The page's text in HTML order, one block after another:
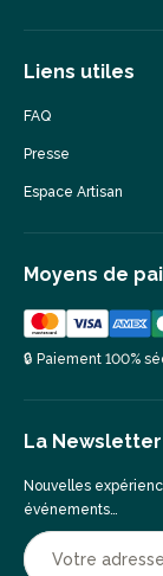
Liens utiles
FAQ
Presse
Espace Artisan
Moyens de
🔒 Paiement 100%
La
Nouvelles
événements…